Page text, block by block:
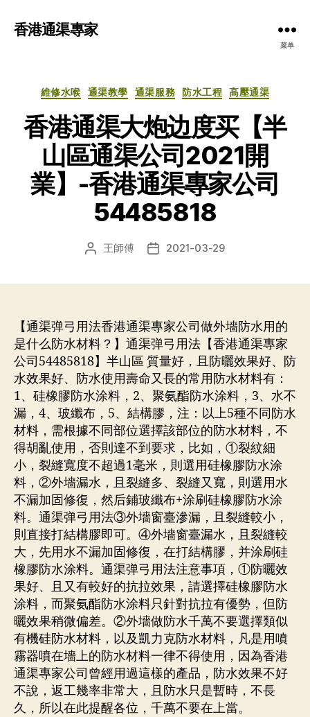
香港通渠專家
菜单
分
維修水喉 通渠教學 通渠服務 防水工程 高壓通渠
香港通渠大炮边度买【半
山區通渠公司2021開
業】-香港通渠專家公司
54485818
文 王師傅
发 2021-03-29
【通渠弹弓用法香港通渠專家公司做外墻防水用的
是什么防水材料？】通渠弹弓用法【香港通渠專家
公司54485818】半山區 質量好，且防曬效果好、防
水效果好、防水使用壽命又長的常用防水材料有：
1、硅橡膠防水涂料，2、聚氨酯防水涂料，3、水不
漏，4、玻纖布，5、結構膠，注：以上5種不同防水
材料，需根據不同部位選擇該部位的防水材料，不
得胡亂使用，否則達不到要求，比如，①裂紋細
小，裂縫寬度不超過1毫米，則選用硅橡膠防水涂
料，②外墻漏水，且裂縫多、裂縫又寬，則選用水
不漏加固修復，然后鋪玻纖布+涂刷硅橡膠防水涂
料。通渠弹弓用法③外墻窗臺滲漏，且裂縫較小，
則直接打結構膠即可。④外墻窗臺漏水，且裂縫較
大，先用水不漏加固修復，在打結構膠，并涂刷硅
橡膠防水涂料。通渠弹弓用法注意事項，①防曬效
果好、且又有較好的抗拉效果，請選擇硅橡膠防水
涂料，而聚氨酯防水涂料只針對抗拉有優勢，但防
曬效果稍微偏差。②外墻做防水千萬不要選擇類似
有機硅防水材料，以及凱力克防水材料，凡是用噴
霧器噴在墻上的防水材料一律不得使用，因為香港
通渠專家公司曾經用過這樣的產品，防水效果不好
不說，返工幾率非常大，且防水只是暫時，不長
久，所以在此提醒各位，千萬不要在上當。